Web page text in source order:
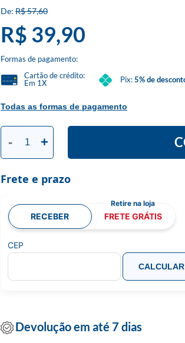
R$ 57,60
R$ 39,90
Formas de pagamento:
Todas as formas de pagamento
Cartão de crédito:
Em 1X
Pix:5% de
- +
Frete e prazo
RECEBER FRETE GRÁTIS
CEP
CALCULAR
Devolução em até 7 dias